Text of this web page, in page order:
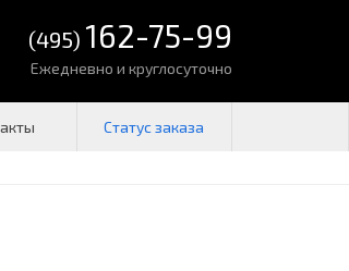
(495) 162-75-99
Ежедневно и круглосуточно